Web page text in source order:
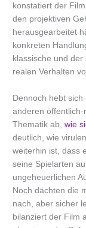
konstatiert der
den projektiven
herausgearbeitet
konkreten
klassische und
realen Verhalten
Dennoch hebt
anderen
Thematik ab,wie
deutlich, wie
weiterhin ist, dass
seine Spielarten
ungeheuerlichen
Noch dächten die
nach, aber sicher
bilanziert der Film